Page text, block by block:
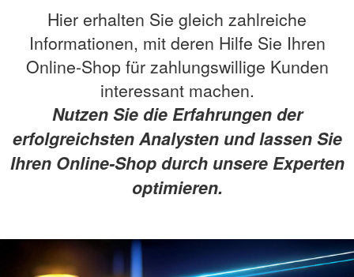
Hier erhalten Sie gleich zahlreiche
Informationen, mit deren Hilfe Sie Ihren
Online-Shop für zahlungswillige Kunden
interessant machen.
Nutzen Sie die Erfahrungen der
erfolgreichsten Analysten und lassen Sie
Ihren Online-Shop durch unsere Experten
optimieren.